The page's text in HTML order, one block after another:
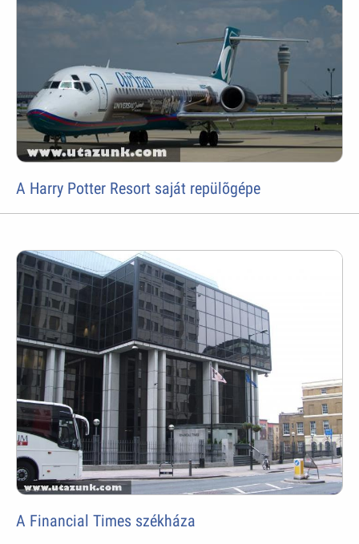
A Harry Potter Resort saját repülõgépe
A Financial Times székháza